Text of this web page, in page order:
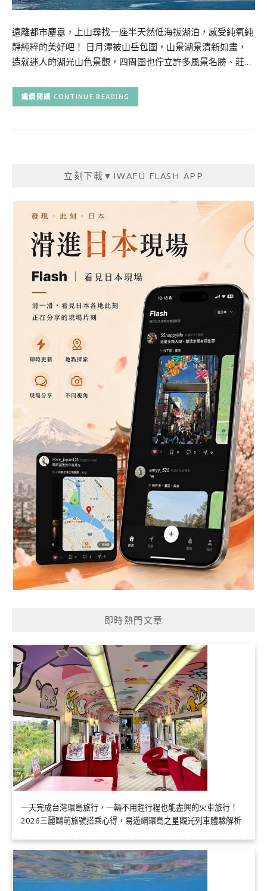
遠離都市塵囂，上山尋找一座半天然低海拔湖泊，感受純氧純
靜純粹的美好吧！ 日月潭被山岳包圍，山景湖景清新如畫，
造就迷人的湖光山色景觀，四周圍也佇立許多風景名勝、莊…
CONTINUE READING
立刻下載▼IWAFU FLASH APP
即時熱門文章
一天完成台灣環島旅行，一輛不用趕行程也能盡興的火車旅行！
2026三麗鷗萌旅號搭乘心得，易遊網環島之星觀光列車體驗解析